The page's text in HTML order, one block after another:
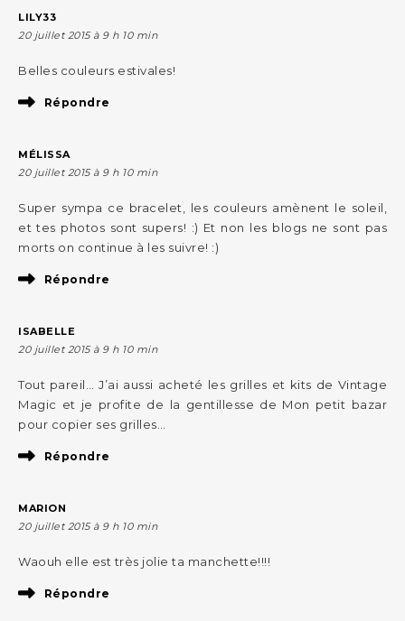
LILY33
20 juillet 2015 à 9 h 10 min
Belles couleurs estivales!
Répondre
MÉLISSA
20 juillet 2015 à 9 h 10 min
Super sympa ce bracelet, les couleurs amènent le soleil,
et tes photos sont supers! :) Et non les blogs ne sont pas
morts on continue à les suivre! :)
Répondre
ISABELLE
20 juillet 2015 à 9 h 10 min
Tout pareil… J’ai aussi acheté les grilles et kits de Vintage
Magic et je profite de la gentillesse de Mon petit bazar
pour copier ses grilles…
Répondre
MARION
20 juillet 2015 à 9 h 10 min
Waouh elle est très jolie ta manchette!!!!
Répondre